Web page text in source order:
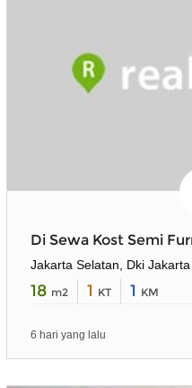
Di Sewa Kost Semi
Jakarta Selatan, Dki Jakarta
18 m2 1 KT 1 KM
6 hari yang lalu